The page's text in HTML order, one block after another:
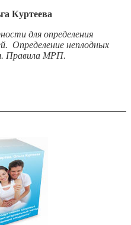
Куртеева
для определения
Определение неплодных
Правила МРП.